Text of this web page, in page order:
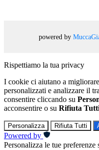
powered by
Rispettiamo la tua privacy
I cookie ci aiutano a
personalizzati e analizzare il
consentire cliccando su
acconsentire o su Rifiuta
Personalizza Rifiuta Tutti
Powered by
Personalizza le tue preferenze